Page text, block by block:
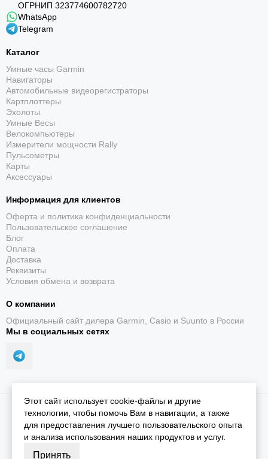
ОГРНИП 323774600782720
WhatsApp
Telegram
Каталог
Умные часы Garmin
Навигаторы
Автомобильные видеорегистраторы
Картплоттеры
Эхолоты
Умные Весы
Велокомпьютеры
Измерители мощности Rally
Пульсометры
Карты
Аксессуары
Информация для клиентов
Оферта и политика конфиденциальности
Пользовательское соглашение
Блог
Оплата
Доставка
Реквизиты
Условия обмена и возврата
О компании
Официальный сайт дилера Garmin, Casio и Suunto в России
Мы в социальных сетях
2026 © iGarmin.Карта сайта
Этот сайт использует cookie-файлы и другие
технологии, чтобы помочь Вам в навигации, а также
для предоставления лучшего пользовательского опыта
и анализа использования наших продуктов и услуг.
Принять